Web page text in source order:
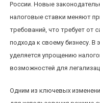
России. Новые
налоговые ставки меняют
требований, что требует от
подхода к своему бизнесу. В
уделяется упрощению
возможностей для
Одним из ключевых